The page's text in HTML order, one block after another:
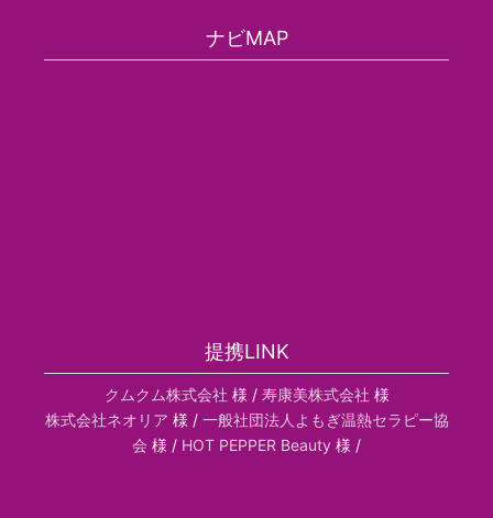
ナビMAP
提携LINK
クムクム株式会社 様 / 寿康美株式会社 様
株式会社ネオリア 様 / 一般社団法人よもぎ温熱セラピー協
会 様 / HOT PEPPER Beauty 様 /